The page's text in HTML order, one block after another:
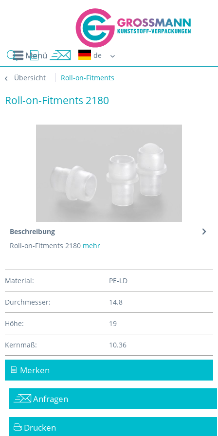
Menü
Übersicht Roll-on-Fitments
Roll-on-Fitments 2180
Beschreibung
Roll-on-Fitments 2180 mehr
Material: PE-LD
Durchmesser: 14.8
Höhe: 19
Kernmaß: 10.36
Merken
Anfragen
Drucken